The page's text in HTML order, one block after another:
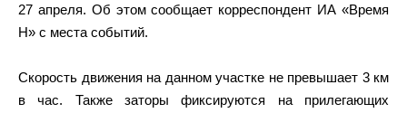
27 апреля. Об этом сообщает корреспондент ИА «Время
Н» с места событий.
Скорость движения на данном участке не превышает 3 км
в час. Также заторы фиксируются на прилегающих